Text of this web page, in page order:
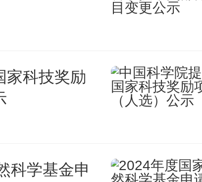
家科技奖励
科学基金申